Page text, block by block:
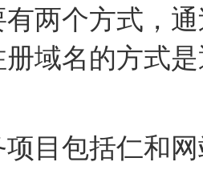
两个方式，
域名的方式
项目包括仁和